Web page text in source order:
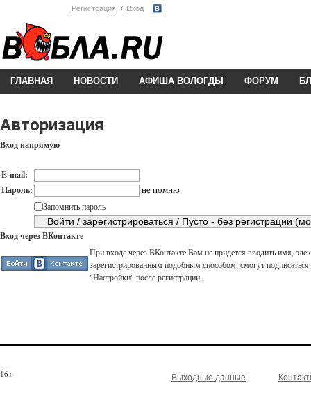
Регистрация Вход
ГЛАВНАЯ НОВОСТИ АФИША ВОЛОГДЫ ФОРУМ
Авторизация
Вход напрямую
E-mail:
Пароль:
не помню
Запомнить пароль
Вход через ВКонтакте
При входе через ВКонтакте Вам не придется вводить имя,
зарегистрированным подобным способом, смогут
"Настройки" после регистрации.
16+ Выходные данные